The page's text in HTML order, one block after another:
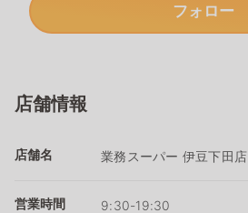
フォロー
店舗情報
店舗名 業務スーパー 伊豆下田店
営業時間 9:30-19:30